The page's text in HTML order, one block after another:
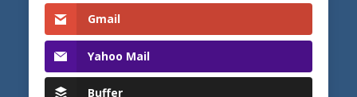
Gmail
Yahoo Mail
Buffer